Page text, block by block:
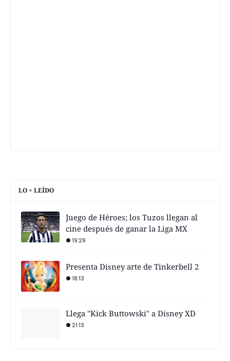
LO + LEÍDO
Juego de Héroes; los Tuzos llegan al
cine después de ganar la Liga MX
19:29
Presenta Disney arte de Tinkerbell 2
18:13
Llega "Kick Buttowski" a Disney XD
21:13